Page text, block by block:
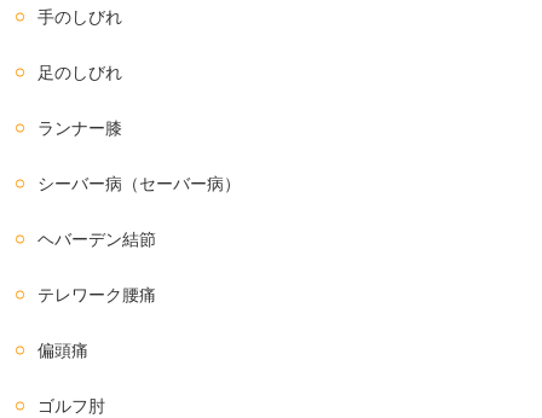
手のしびれ
足のしびれ
ランナー膝
シーバー病（セーバー病）
ヘバーデン結節
テレワーク腰痛
偏頭痛
ゴルフ肘